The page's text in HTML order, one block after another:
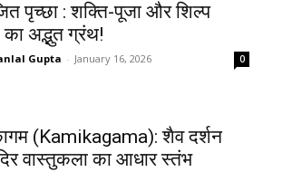
पृच्छा : शक्ति-पूजा और शिल्प
का अद्भुत ग्रंथ!
Gupta - January 16, 2026 0
(Kamikagama): शैव दर्शन
वास्तुकला का आधार स्तंभ